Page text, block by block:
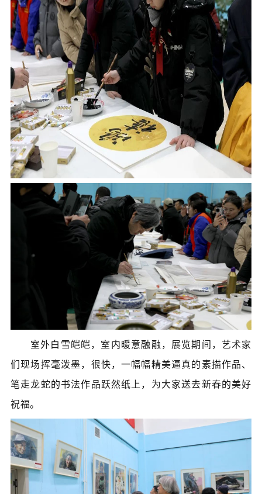
室外白雪皑皑，室内暖意融融，展览期间，艺术家
们现场挥毫泼墨，很快，一幅幅精美逼真的素描作品、
笔走龙蛇的书法作品跃然纸上，为大家送去新春的美好
祝福。